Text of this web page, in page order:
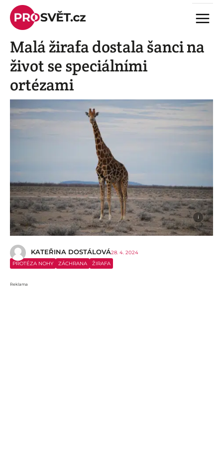
Skip
content
Menu
Malá žirafa dostala šanci na
život se speciálními
ortézami
i
KATEŘINA DOSTÁLOVÁ28. 4. 2024
PROTÉZA NOHY
ZÁCHRANA ŽIRAFA
Reklama